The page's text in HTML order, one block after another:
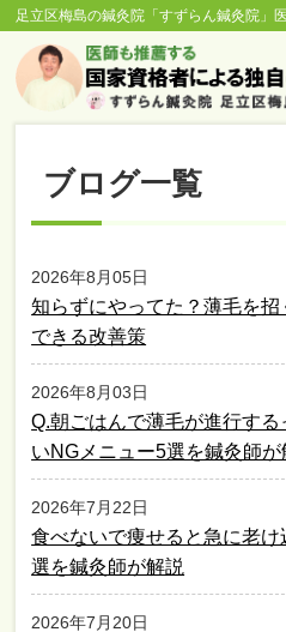
足立区梅島の鍼灸院「すずらん鍼灸院」
ブログ一覧
2026年8月05日
知らずにやってた？薄毛を
できる改善策
2026年8月03日
Q.朝ごはんで薄毛が進行す
いNGメニュー5選を鍼灸師が
2026年7月22日
食べないで痩せると急に老
選を鍼灸師が解説
2026年7月20日